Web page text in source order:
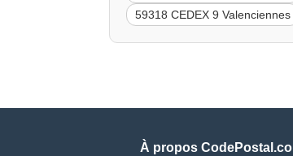
59318 CEDEX 9 Valenciennes
À propos CodePostal.co